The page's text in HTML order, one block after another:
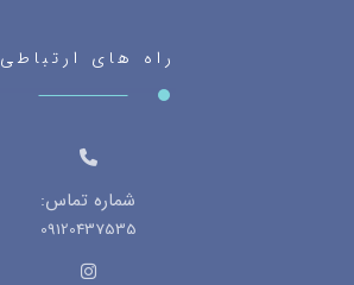
راه های ارتباطی
شماره تماس:
09120437535